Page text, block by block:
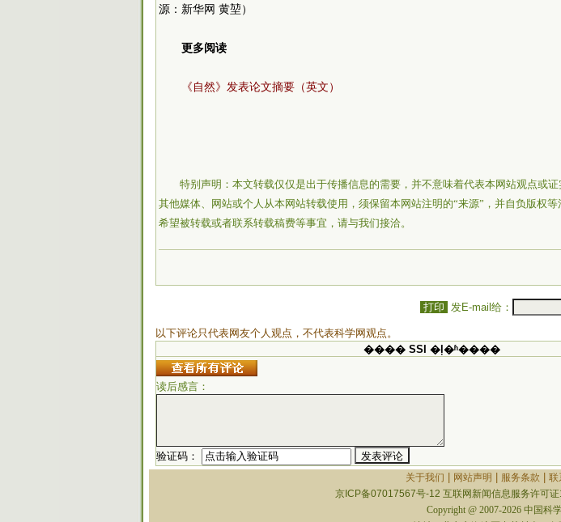
源：新华网 黄堃）
更多阅读
《自然》发表论文摘要（英文）
特别声明：本文转载仅仅是出于传播信息的需要，并不意味着代表本网站观点或
其他媒体、网站或个人从本网站转载使用，须保留本网站注明的“来源”，并自负版权
希望被转载或者联系转载稿费等事宜，请与我们接洽。
打印 发E-mail给：
以下评论只代表网友个人观点，不代表科学网观点。
���� SSI �ļ�ʱ����
读后感言：
验证码：
关于我们
网站声明 服务条款 联
京ICP备07017567号-12 互联网新闻信息服务许可
Copyright @ 2007-2026 中国科